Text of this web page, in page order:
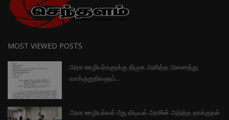
MOST VIEWED POSTS
அரசு ஊழியர்களுக்கு திமுக அளித்த அனைத்து
வாக்குறுதிகளும்...
அரசு ஊழியர்கள் மீது விடியல் அரசின் அடுத்த தாக்குதல்